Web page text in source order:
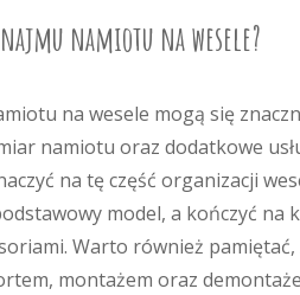
namiotu na wesele?
na wesele mogą się
namiotu oraz dodatkowe
na tę część organizacji
model, a kończyć
Warto również
montażem oraz